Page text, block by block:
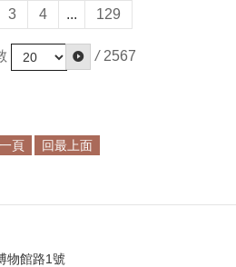
3 4 ... 129
/ 2567
頁 回最上面
物館路1號